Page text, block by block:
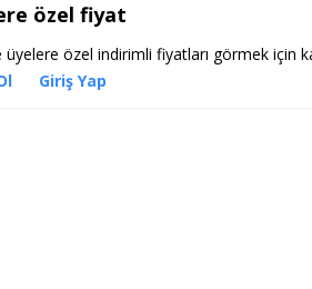
özel fiyat
üyelere özel indirimli fiyatları görmek için
Giriş Yap